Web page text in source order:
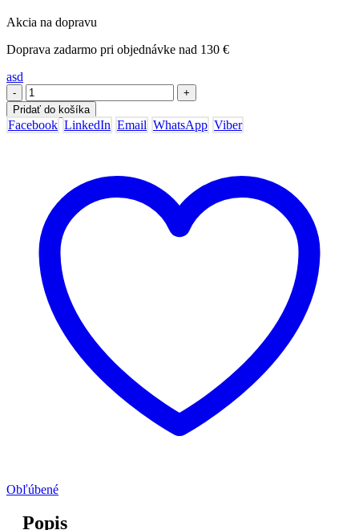
Akcia na dopravu
Doprava zadarmo pri objednávke nad 130 €
asd
-
+
Pridať do košíka
Facebook LinkedIn Email WhatsApp Viber
Obľúbené
Popis